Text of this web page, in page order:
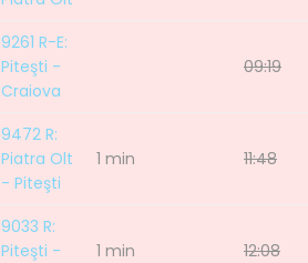
9261 R-E:
Piteşti -
Craiova
09:19
9472 R:
Piatra Olt
- Piteşti
1 min 11:48
9033 R:
Piteşti -
1 min 12:08